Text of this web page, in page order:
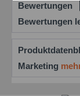
Bewertungen
Bewertungen
Marketing